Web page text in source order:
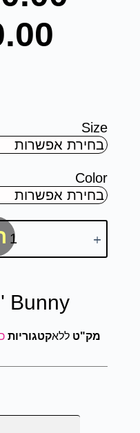
Size
Color
Bunny
מק"ט ללאקטגוריות